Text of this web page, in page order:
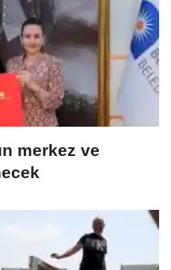
merkez ve